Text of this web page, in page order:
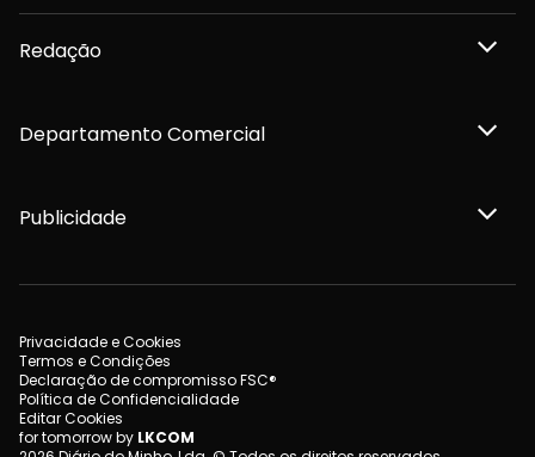
Redação
Departamento Comercial
Publicidade
Privacidade e Cookies
Termos e Condições
Declaração de compromisso FSC®
Política de Confidencialidade
Editar Cookies
for tomorrow by LKCOM